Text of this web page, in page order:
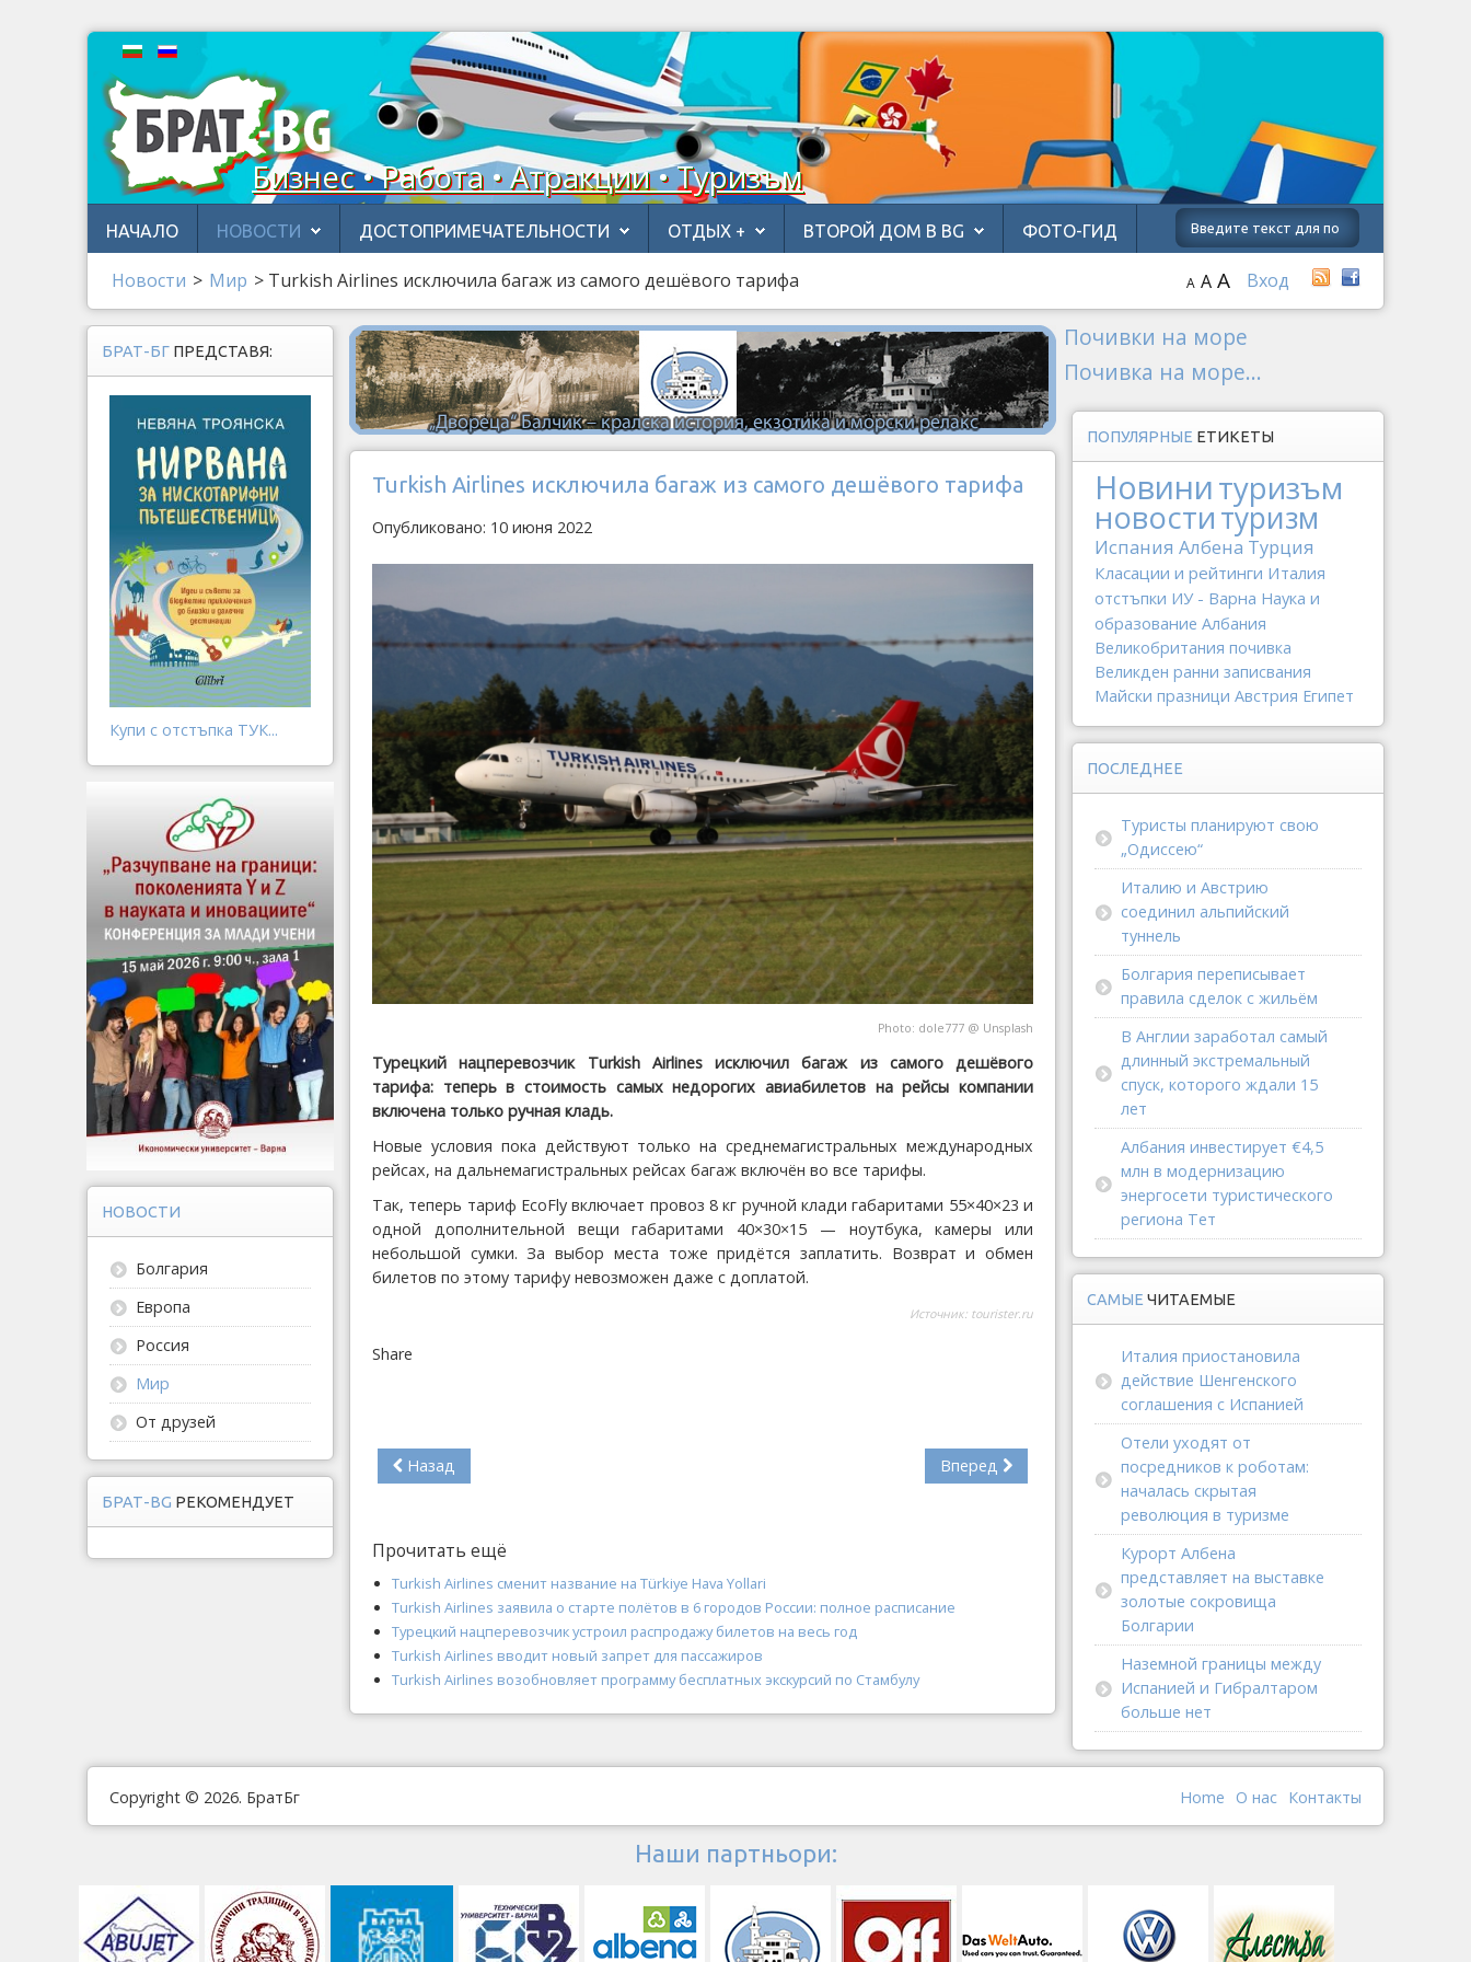
Бизнес • Работа • Атракции • Туризъм
НАЧАЛО НОВОСТИ ДОСТОПРИМЕЧАТЕЛЬНОСТИ ОТДЫХ + ВТОРОЙ ДОМ В BG ФОТО-ГИД
Новости > Мир > Turkish Airlines исключила багаж из самого дешёвого тарифа Вход
A A A
Turkish Airlines исключила багаж из самого дешёвого тарифа
Опубликовано: 10 июня 2022
Photo: dole777 @ Unsplash
Турецкий нацперевозчик Turkish Airlines исключил багаж из самого дешёвого
тарифа: теперь в стоимость самых недорогих авиабилетов на рейсы компании
включена только ручная кладь.
Новые условия пока действуют только на среднемагистральных международных
рейсах, на дальнемагистральных рейсах багаж включён во все тарифы.
Так, теперь тариф EcoFly включает провоз 8 кг ручной клади габаритами 55×40×23 и
одной дополнительной вещи габаритами 40×30×15 — ноутбука, камеры или
небольшой сумки. За выбор места тоже придётся заплатить. Возврат и обмен
билетов по этому тарифу невозможен даже с доплатой.
Источник: tourister.ru
Share
Назад Вперед
Прочитать ещё
Turkish Airlines сменит название на Türkiye Hava Yollari
Turkish Airlines заявила о старте полётов в 6 городов России: полное расписание
Турецкий нацперевозчик устроил распродажу билетов на весь год
Turkish Airlines вводит новый запрет для пассажиров
Turkish Airlines возобновляет программу бесплатных экскурсий по Стамбулу
БРАТ-БГ ПРЕДСТАВЯ:
Купи с отстъпка ТУК...
НОВОСТИ
Болгария
Европа
Россия
Мир
От друзей
БРАТ-BG РЕКОМЕНДУЕТ
Почивки на море
Почивка на море...
ПОПУЛЯРНЫЕ ЕТИКЕТЫ
Новинитуризъм
новоституризм
Испания Албена Турция
Класации и рейтинги Италия
отстъпки ИУ - Варна Наука и
образование Албания
Великобритания почивка
Великден ранни записвания
Майски празници Австрия Египет
ПОСЛЕДНЕЕ
Туристы планируют свою
„Одиссею“
Италию и Австрию
соединил альпийский
туннель
Болгария переписывает
правила сделок с жильём
В Англии заработал самый
длинный экстремальный
спуск, которого ждали 15
лет
Албания инвестирует €4,5
млн в модернизацию
энергосети туристического
региона Тет
САМЫЕ ЧИТАЕМЫЕ
Италия приостановила
действие Шенгенского
соглашения с Испанией
Отели уходят от
посредников к роботам:
началась скрытая
революция в туризме
Курорт Албена
представляет на выставке
золотые сокровища
Болгарии
Наземной границы между
Испанией и Гибралтаром
больше нет
Copyright © 2026. БратБг Контакты
О наc
Home
Наши партньори: